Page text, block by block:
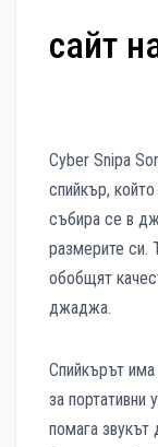
сайт
Cyber Snipa
спийкър,
събира се в
размерите си.
обобщят
джаджа.
Спийкърът
за портативни
помага звукът